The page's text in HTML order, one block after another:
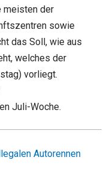
meisten der
sowie
das Soll, wie aus
welches der
vorliegt.
Juli-Woche.